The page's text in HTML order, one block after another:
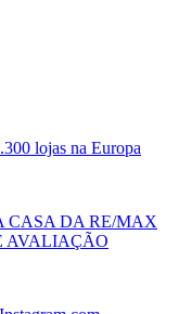
lojas na Europa
CASA DA RE/MAX
AVALIAÇÃO